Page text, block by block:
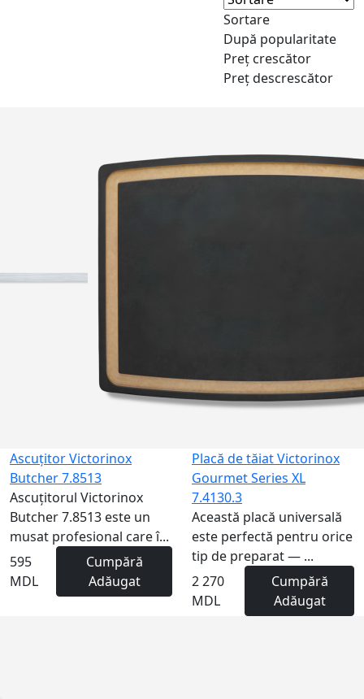
Sortare
După popularitate
Preț crescător
Preț descrescător
Ascuțitor Victorinox
Butcher 7.8513
Ascuțitorul Victorinox
Butcher 7.8513 este un
musat profesional care î...
595
MDL
Cumpără
Adăugat
Placă de tăiat Victorinox
Gourmet Series XL
7.4130.3
Această placă universală
este perfectă pentru orice
tip de preparat — ...
2 270
MDL
Cumpără
Adăugat